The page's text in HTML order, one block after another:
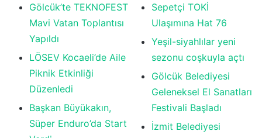
Gölcük’te TEKNOFEST
Mavi Vatan Toplantısı
Yapıldı
LÖSEV Kocaeli’de Aile
Piknik Etkinliği
Düzenledi
Başkan Büyükakın,
Süper Enduro’da Start
Sepetçi TOKİ
Ulaşımına Hat 76
Yeşil-siyahlılar yeni
sezonu coşkuyla açtı
Gölcük Belediyesi
Geleneksel El Sanatları
Festivali Başladı
İzmit Belediyesi